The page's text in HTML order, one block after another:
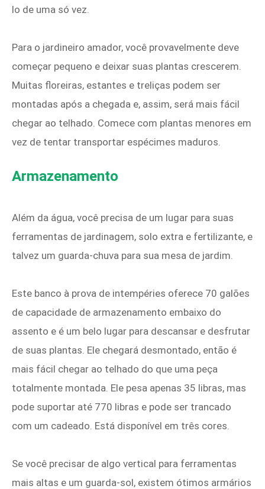
lo de uma só vez.
Para o jardineiro amador, você provavelmente deve
começar pequeno e deixar suas plantas crescerem.
Muitas floreiras, estantes e treliças podem ser
montadas após a chegada e, assim, será mais fácil
chegar ao telhado. Comece com plantas menores em
vez de tentar transportar espécimes maduros.
Armazenamento
Além da água, você precisa de um lugar para suas
ferramentas de jardinagem, solo extra e fertilizante, e
talvez um guarda-chuva para sua mesa de jardim.
Este banco à prova de intempéries oferece 70 galões
de capacidade de armazenamento embaixo do
assento e é um belo lugar para descansar e desfrutar
de suas plantas. Ele chegará desmontado, então é
mais fácil chegar ao telhado do que uma peça
totalmente montada. Ele pesa apenas 35 libras, mas
pode suportar até 770 libras e pode ser trancado
com um cadeado. Está disponível em três cores.
Se você precisar de algo vertical para ferramentas
mais altas e um guarda-sol, existem ótimos armários